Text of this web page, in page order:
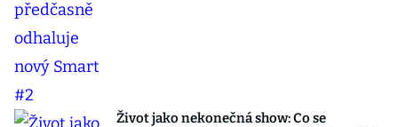
Život jako nekonečná show: Co se